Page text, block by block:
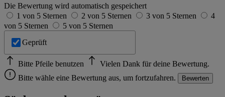
Die Bewertung wird automatisch gespeichert
1 von 5 Sternen
2 von 5 Sternen 3 von 5 Sternen
4
von 5 Sternen
5 von 5 Sternen
Geprüft
Bitte Pfeile benutzen
Vielen Dank für deine Bewertung.
Bitte wähle eine Bewertung aus, um fortzufahren.
Bewerten